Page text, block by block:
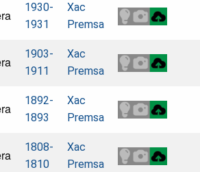
1930-
1931
Xac
Premsa
1903-
1911
Xac
Premsa
1892-
1893
Xac
Premsa
1808-
1810
Xac
Premsa